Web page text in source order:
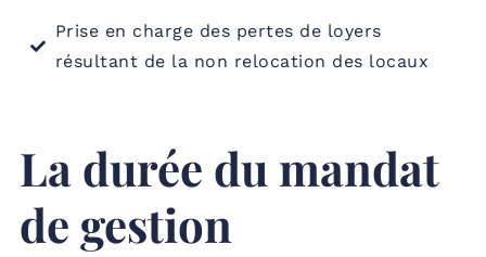
Prise en charge des pertes de loyers
résultant de la non relocation des locaux
La durée du mandat
de gestion